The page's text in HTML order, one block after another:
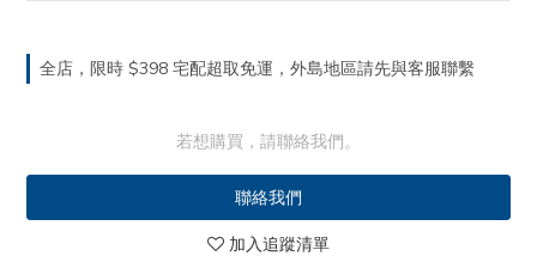
全店，限時 $398 宅配超取免運，外島地區請先與客服聯繫
若想購買，請聯絡我們。
聯絡我們
加入追蹤清單